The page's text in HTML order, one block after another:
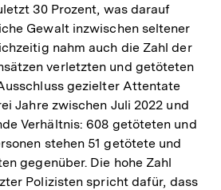
30 Prozent, was darauf
Gewalt inzwischen seltener
nahm auch die Zahl der
verletzten und getöteten
gezielter Attentate
Jahre zwischen Juli 2022 und
Verhältnis: 608 getöteten und
stehen 51 getötete und
gegenüber. Die hohe Zahl
Polizisten spricht dafür, dass